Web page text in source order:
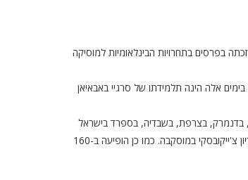
לפסנתר ע"ש ארתור רובינשטיין, 2017. קודם לכן, זכתה בפרסים בתחרויות הבינלאומיות למוסיקה
אלה הינה תלמידתו של סרגיי באבאיאן
בדנמרק, בצרפת, בשבדיה, בספרד בישראל
וביפן. היא ניגנה באולמות ידועים, בהם: מרכז קנדי בוושינגטון, אולם קרנגי בניו-יורק וקונסרבטוריון צ'ייקובסקי במוסקבה. כמו כן הופיעה ב-160